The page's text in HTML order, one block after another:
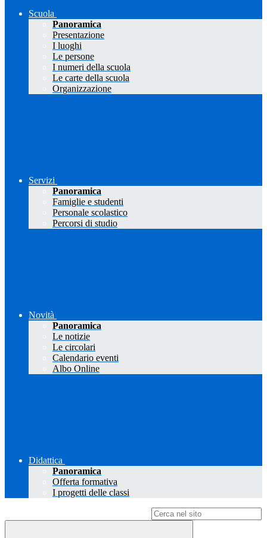
Scuola
Panoramica
Presentazione
I luoghi
Le persone
I numeri della scuola
Le carte della scuola
Organizzazione
Servizi
Panoramica
Famiglie e studenti
Personale scolastico
Percorsi di studio
Novità
Panoramica
Le notizie
Le circolari
Calendario eventi
Albo Online
Didattica
Panoramica
Offerta formativa
I progetti delle classi